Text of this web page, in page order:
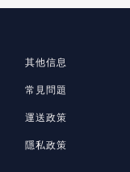
其他信息
常見問題
運送政策
隱私政策